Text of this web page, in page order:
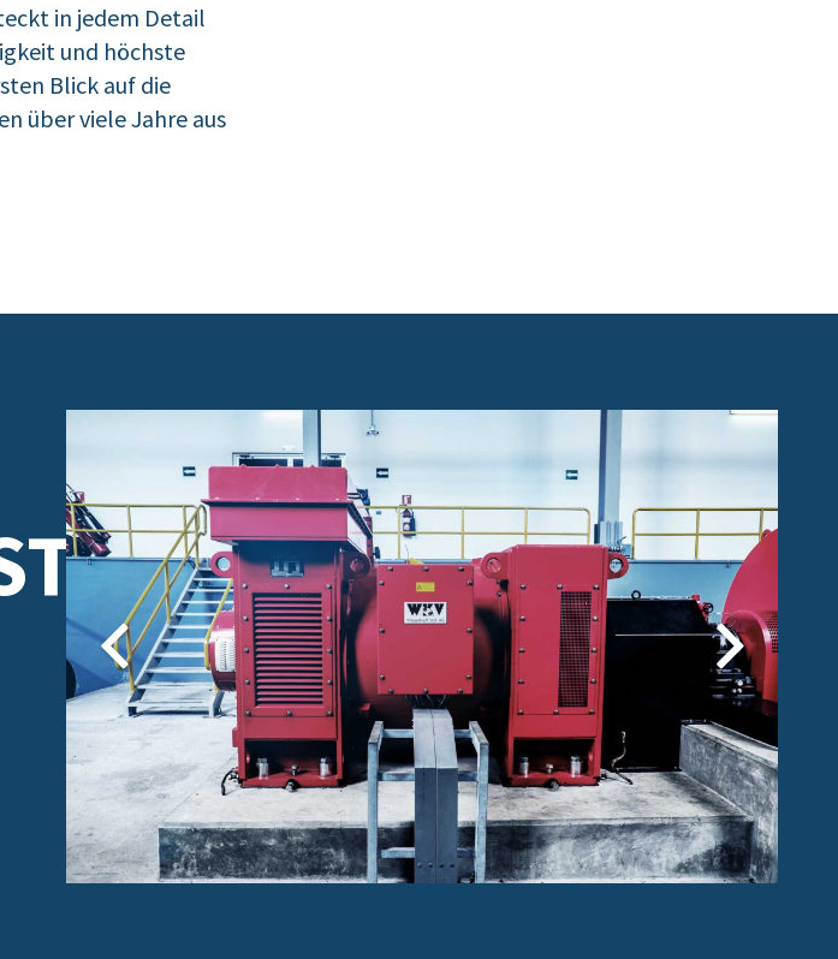
in jedem Detail
und höchste
Blick auf die
über viele Jahre aus